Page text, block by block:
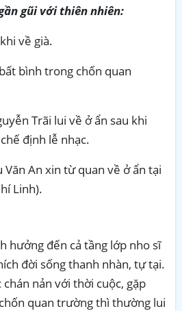
gũi với thiên nhiên:
về già.
bình trong chốn quan
Trãi lui về ở ẩn sau khi
định lễ nhạc.
An xin từ quan về ở ẩn tại
Linh).
hưởng đến cả tầng lớp nho sĩ
đời sống thanh nhàn, tự tại.
nản với thời cuộc, gặp
quan trường thì thường lui